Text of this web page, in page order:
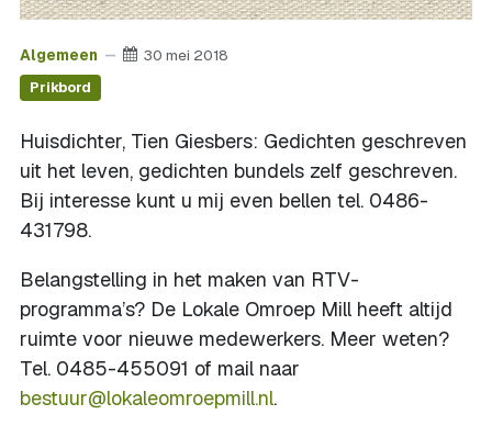
Algemeen 30 mei 2018
Prikbord
Huisdichter, Tien Giesbers: Gedichten geschreven
uit het leven, gedichten bundels zelf geschreven.
Bij interesse kunt u mij even bellen tel. 0486-
431798.
Belangstelling in het maken van RTV-
programma’s? De Lokale Omroep Mill heeft altijd
ruimte voor nieuwe medewerkers. Meer weten?
Tel. 0485-455091 of mail naar
bestuur@lokaleomroepmill.nl.